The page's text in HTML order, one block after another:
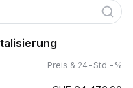
Preis & 24-Std.-%